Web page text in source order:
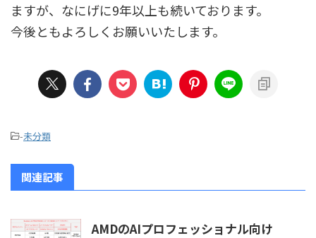
ますが、なにげに9年以上も続いております。
今後ともよろしくお願いいたします。
-未分類
関連記事
AMDのAIプロフェッショナル向け